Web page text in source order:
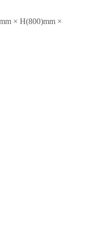
× H(800)mm ×